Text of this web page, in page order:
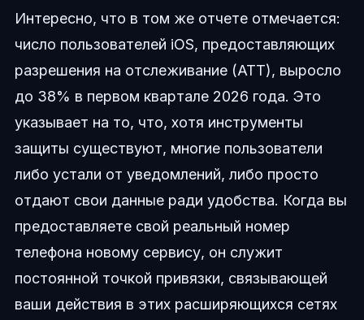
Интересно, что в том же отчете отмечается:
число пользователей iOS, предоставляющих
разрешения на отслеживание (ATT), выросло
до 38% в первом квартале 2026 года. Это
указывает на то, что, хотя инструменты
защиты существуют, многие пользователи
либо устали от уведомлений, либо просто
отдают свои данные ради удобства. Когда вы
предоставляете свой реальный номер
телефона новому сервису, он служит
постоянной точкой привязки, связывающей
ваши действия в этих расширяющихся сетях